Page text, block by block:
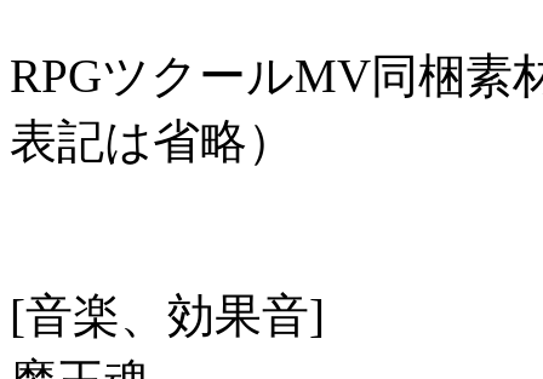
RPGツクールMV同梱素
表記は省略）
[音楽、効果音]